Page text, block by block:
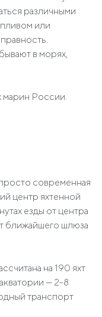
различными
или
в морях,
марин России.
современная
центр яхтенной
езды от центра
ближайшего шлюза
на 190 яхт
— 2-8
транспорт